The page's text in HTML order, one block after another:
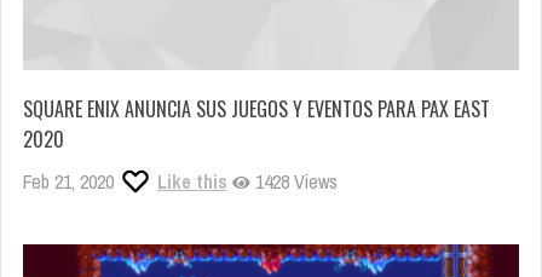
SQUARE ENIX ANUNCIA SUS JUEGOS Y EVENTOS PARA PAX EAST
2020
Feb 21, 2020 Like this 1428 Views